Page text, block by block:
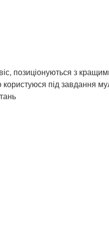
позиціонуються з
під завдання